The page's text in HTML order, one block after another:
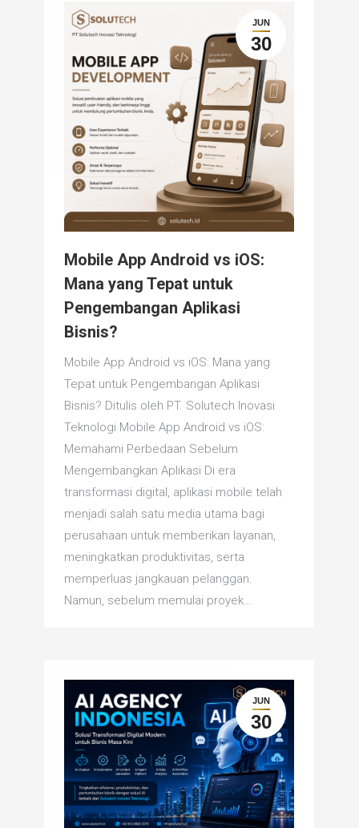
JUN
30
Mobile App Android vs iOS:
Mana yang Tepat untuk
Pengembangan Aplikasi
Bisnis?
Mobile App Android vs iOS: Mana yang
Tepat untuk Pengembangan Aplikasi
Bisnis? Ditulis oleh PT. Solutech Inovasi
Teknologi Mobile App Android vs iOS:
Memahami Perbedaan Sebelum
Mengembangkan Aplikasi Di era
transformasi digital, aplikasi mobile telah
menjadi salah satu media utama bagi
perusahaan untuk memberikan layanan,
meningkatkan produktivitas, serta
memperluas jangkauan pelanggan.
Namun, sebelum memulai proyek…
JUN
30